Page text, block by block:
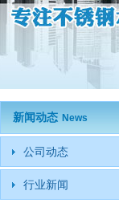
新闻动态 News
公司动态
行业新闻